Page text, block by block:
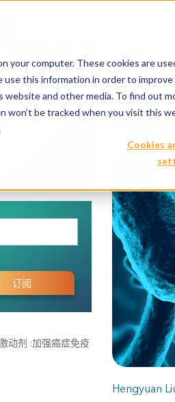
your computer. These cookies are
use this information in order to
and other media. To find out
won’t be tracked when you visit this
Cookies
利
Hengyuan
动剂 :加强癌症免疫